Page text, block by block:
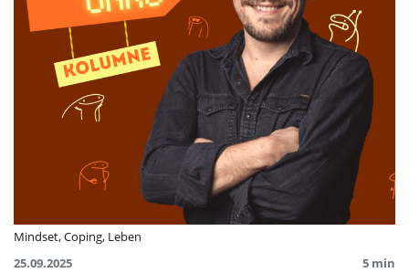
Mindset,Coping, Leben
25.09.2025
5 min